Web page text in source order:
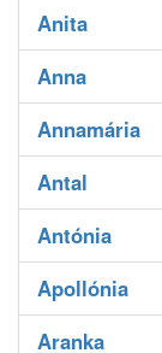
Anita
Anna
Annamária
Antal
Antónia
Apollónia
Aranka